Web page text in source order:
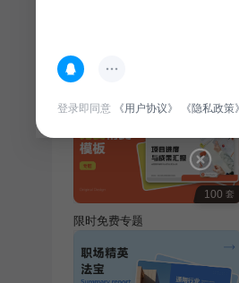
热门专题
100 套
限时免费专题
登录即同意 《用户协议》 《隐私政策》